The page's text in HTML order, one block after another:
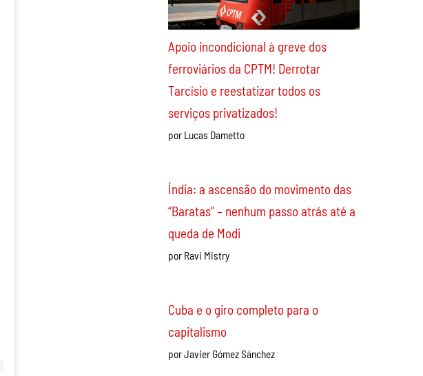
Tarcísio e reestatizar todos os
serviços privatizados!
por Lucas Dametto
“Baratas” – nenhum passo atrás até a
queda de Modi
por Ravi Mistry